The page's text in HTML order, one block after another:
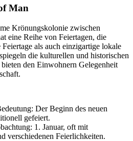
Man
Krönungskolonie zwischen
eine Reihe von Feiertagen, die
als auch einzigartige lokale
die kulturellen und historischen
den Einwohnern Gelegenheit
Der Beginn des neuen
gefeiert.
1. Januar, oft mit
verschiedenen Feierlichkeiten.